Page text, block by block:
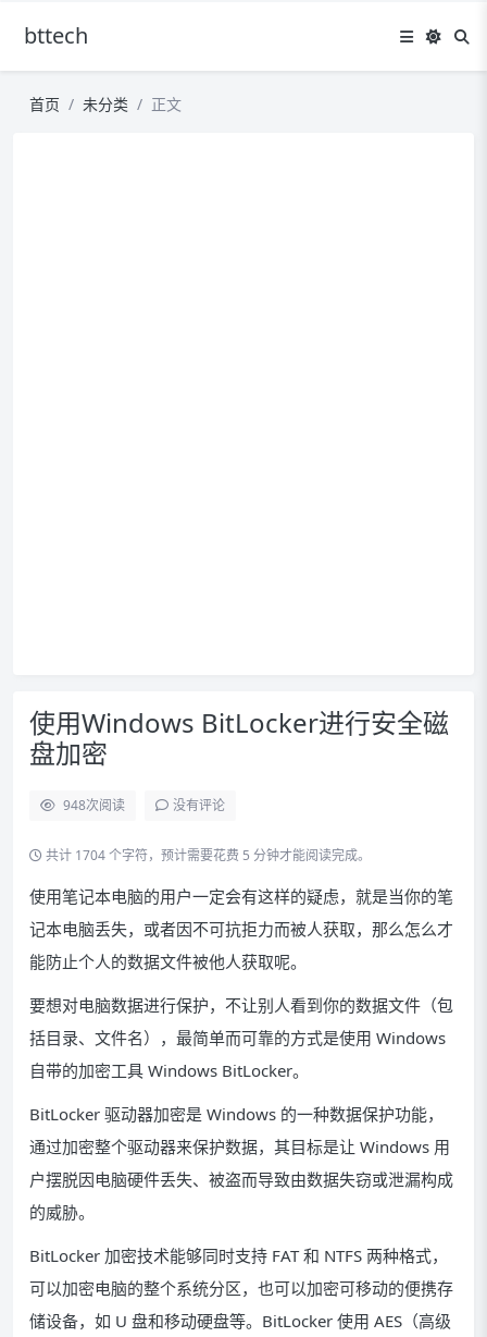
bttech
首页 未分类 正文
使用Windows BitLocker进行安全磁
盘加密
948次阅读 没有评论
共计 1704 个字符，预计需要花费 5 分钟才能阅读完成。
使用笔记本电脑的用户一定会有这样的疑虑，就是当你的笔
记本电脑丢失，或者因不可抗拒力而被人获取，那么怎么才
能防止个人的数据文件被他人获取呢。
要想对电脑数据进行保护，不让别人看到你的数据文件（包
括目录、文件名），最简单而可靠的方式是使用 Windows
自带的加密工具 Windows BitLocker。
BitLocker 驱动器加密是 Windows 的一种数据保护功能，
通过加密整个驱动器来保护数据，其目标是让 Windows 用
户摆脱因电脑硬件丢失、被盗而导致由数据失窃或泄漏构成
的威胁。
BitLocker 加密技术能够同时支持 FAT 和 NTFS 两种格式，
可以加密电脑的整个系统分区，也可以加密可移动的便携存
储设备，如 U 盘和移动硬盘等。BitLocker 使用 AES（高级